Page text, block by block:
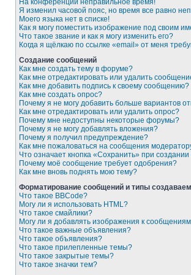
На конференции неправильное время!
Я изменил часовой пояс, но время все равно
Моего языка нет в списке!
Как я могу поместить изображение под своим
Что такое звание и как я могу изменить его?
Когда я щёлкаю по ссылке «email» от меня
Создание сообщений
Как мне создать тему в форуме?
Как мне отредактировать или удалить
Как мне добавить подпись к своему сообщению?
Как мне создать опрос?
Почему я не могу добавить больше вариантов
Как мне отредактировать или удалить опрос?
Почему мне недоступны некоторые форумы?
Почему я не могу добавлять вложения?
Почему я получил предупреждение?
Как мне пожаловаться на сообщения
Что означает кнопка «Сохранить» при
Почему моё сообщение требует одобрения?
Как мне вновь поднять мою тему?
Форматирование сообщений и типы
Что такое BBCode?
Могу ли я использовать HTML?
Что такое смайлики?
Могу ли я добавлять изображения к
Что такое важные объявления?
Что такое объявления?
Что такое прилепленные темы?
Что такое закрытые темы?
Что такое значки тем?